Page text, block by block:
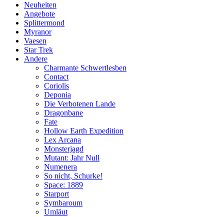
Neuheiten
Angebote
Splittermond
Myranor
Vaesen
Star Trek
Andere
Charmante Schwertlesben
Contact
Coriolis
Deponia
Die Verbotenen Lande
Dragonbane
Fate
Hollow Earth Expedition
Lex Arcana
Monsterjagd
Mutant: Jahr Null
Numenera
So nicht, Schurke!
Space: 1889
Starport
Symbaroum
Umläut